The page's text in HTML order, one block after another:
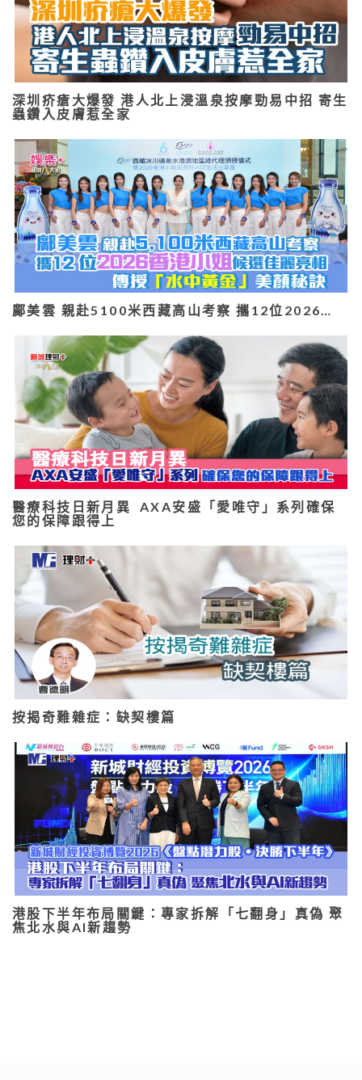
深圳疥瘡大爆發 港人北上浸溫泉按摩勁易中招 寄生
蟲鑽入皮膚惹全家
鄺美雲 親赴5100米西藏高山考察 攜12位2026…
醫療科技日新月異 AXA安盛「愛唯守」系列確保
您的保障跟得上
按揭奇難雜症：缺契樓篇
港股下半年布局關鍵：專家拆解「七翻身」真偽 聚
焦北水與AI新趨勢